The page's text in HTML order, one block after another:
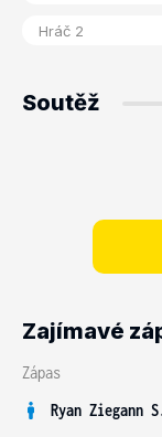
Soutěž
Zajímavé
Zápas
Ryan Ziegann